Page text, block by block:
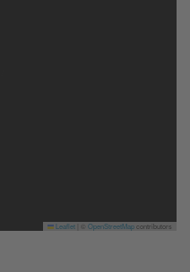
Leaflet OpenStreetMapcontributors